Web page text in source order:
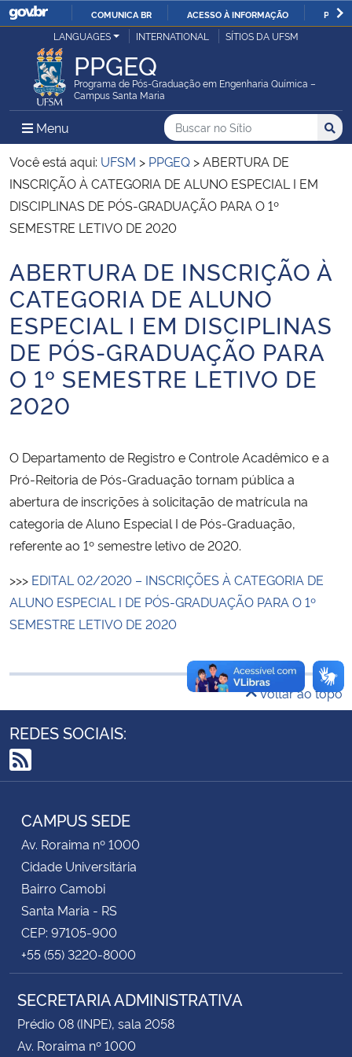
IR
O
COMUNICA BR ACESSO À INFORMAÇÃO
Ministério da Justiça e Segurança Pública
Ministério da Defesa
Ministério das Relações Exteriores
Ministério da Economia
Ministério da Agricultura, Pecuária e Abastecimento
Ministério da Educação
Ministério da Cidadania
Ministério da Saúde
Ministério da Ciência, Tecnologia, Inovações e Comunicações
Ministério do Meio Ambiente
Ministério do Turismo
Ministério da Mulher, da Família e dos Direitos Humanos
Secretaria-Geral
Secretaria de Governo
Gabinete de Segurança Institucional
Advocacia-Geral da União
Banco Central do Brasil
Planalto
LANGUAGES INTERNATIONAL SÍTIOS DA UFSM
PPGEQ
Programa de Pós-Graduação em Engenharia Química –
Campus Santa Maria
Menu Menu Principal do Sítio
Busca
Buscar no no Sítio
Busca:
Você está aqui: UFSM > PPGEQ >ABERTURA DE
INSCRIÇÃO À CATEGORIA DE ALUNO ESPECIAL I EM
DISCIPLINAS DE PÓS-GRADUAÇÃO PARA O 1º
SEMESTRE LETIVO DE 2020
Início do conteúdo
ABERTURA DE INSCRIÇÃO À
CATEGORIA DE ALUNO
ESPECIAL I EM DISCIPLINAS
DE PÓS-GRADUAÇÃO PARA
O 1º SEMESTRE LETIVO DE
2020
O Departamento de Registro e Controle Acadêmico e a
Pró-Reitoria de Pós-Graduação tornam pública a
abertura de inscrições à solicitação de matrícula na
categoria de Aluno Especial I de Pós-Graduação,
referente ao 1º semestre letivo de 2020.
>>> EDITAL 02/2020 – INSCRIÇÕES À CATEGORIA DE
ALUNO ESPECIAL I DE PÓS-GRADUAÇÃO PARA O 1º
SEMESTRE LETIVO DE 2020
Voltar ao topo
REDES SOCIAIS:
RSS
CAMPUS SEDE
Av. Roraima nº 1000
Cidade Universitária
Bairro Camobi
Santa Maria - RS
CEP: 97105-900
+55 (55) 3220-8000
SECRETARIA ADMINISTRATIVA
Prédio 08 (INPE), sala 2058
Av. Roraima nº 1000